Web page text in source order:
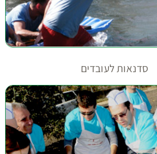
סדנאות לעובדים